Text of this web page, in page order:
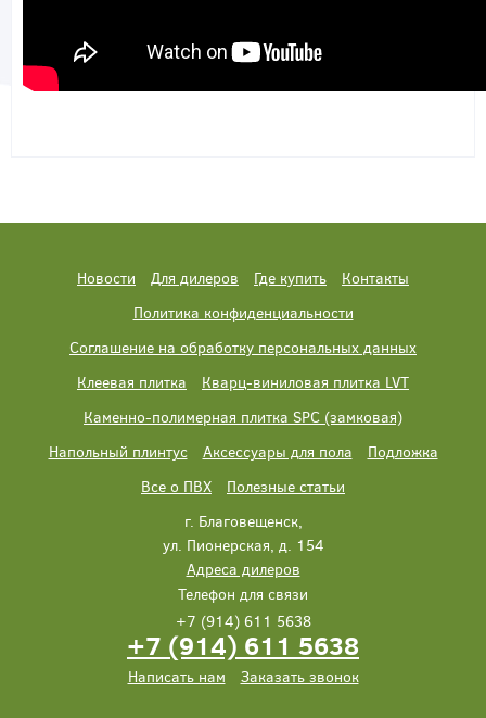
Новости Для дилеров Где купить
Контакты
Политика конфиденциальности
Соглашение на обработку персональных данных
Клеевая плитка
Кварц-виниловая плитка LVT
Каменно-полимерная плитка SPC (замковая)
Напольный плинтус
Аксессуары для пола
Подложка
Все о ПВХ
Полезные статьи
г. Благовещенск,
ул. Пионерская, д. 154
Адреса дилеров
Телефон для связи
+7 (914) 611 5638
+7 (914) 611 5638
Написать нам Заказать звонок